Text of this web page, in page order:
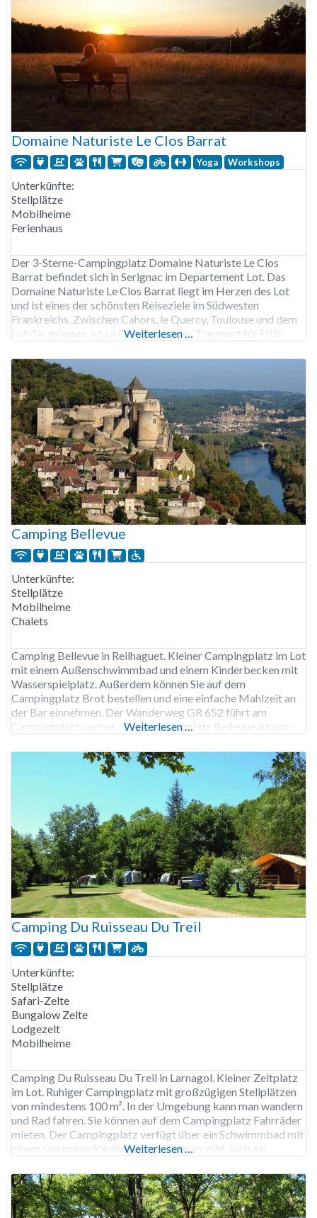
Domaine Naturiste Le Clos Barrat
Yoga Workshops
Unterkünfte:
Stellplätze
Mobilheime
Ferienhaus
Der 3-Sterne-Campingplatz Domaine Naturiste Le Clos
Barrat befindet sich in Serignac im Departement Lot. Das
Domaine Naturiste Le Clos Barrat liegt im Herzen des Lot
und ist eines der schönsten Reiseziele im Südwesten
Frankreichs. Zwischen Cahors, le Quercy, Toulouse und dem
Lot-Tal gelegen, ist Le Clos Barrat der Traumort für FKK-
und
Weiterlesen …
Camping Bellevue
Unterkünfte:
Stellplätze
Mobilheime
Chalets
Camping Bellevue in Reilhaguet. Kleiner Campingplatz im Lot
mit einem Außenschwimmbad und einem Kinderbecken mit
Wasserspielplatz. Außerdem können Sie auf dem
Campingplatz Brot bestellen und eine einfache Mahlzeit an
der Bar einnehmen. Der Wanderweg GR 652 führt am
Campingplatz vorbei. Der Campingplatz Bellevue ist von
Vermietung von Stellplätzen, Chalets und
Weiterlesen …
Camping Du Ruisseau Du Treil
Unterkünfte:
Stellplätze
Safari-Zelte
Bungalow Zelte
Lodgezelt
Mobilheime
Camping Du Ruisseau Du Treil in Larnagol. Kleiner Zeltplatz
im Lot. Ruhiger Campingplatz mit großzügigen Stellplätzen
von mindestens 100 m². In der Umgebung kann man wandern
und Rad fahren. Sie können auf dem Campingplatz Fahrräder
mieten. Der Campingplatz verfügt über ein Schwimmbad mit
einem separaten Kinderbecken. Aber es gibt auch ein
Weiterlesen …